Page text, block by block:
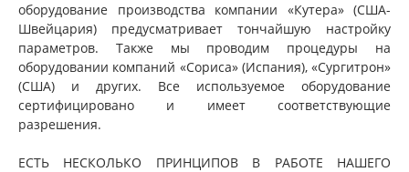
оборудование производства компании «Кутера» (США-
Швейцария) предусматривает тончайшую настройку
параметров. Также мы проводим процедуры на
оборудовании компаний «Сориса» (Испания), «Сургитрон»
(США) и других. Все используемое оборудование
сертифицировано и имеет соответствующие
разрешения.
ЕСТЬ НЕСКОЛЬКО ПРИНЦИПОВ В РАБОТЕ НАШЕГО